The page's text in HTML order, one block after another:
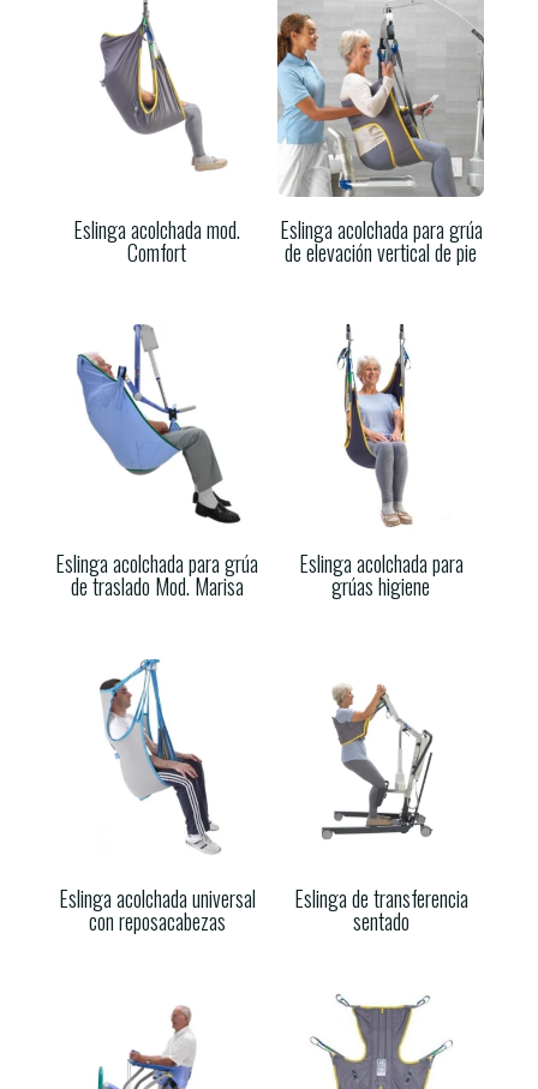
Eslinga acolchada mod.
Comfort
Eslinga acolchada para grúa
de elevación vertical de pie
Eslinga acolchada para grúa
de traslado Mod. Marisa
Eslinga acolchada para
grúas higiene
Eslinga acolchada universal
con reposacabezas
Eslinga de transferencia
sentado